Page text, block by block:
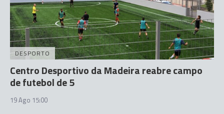
DESPORTO
Centro Desportivo da Madeira reabre campo
de futebol de 5
19 Ago 15:00